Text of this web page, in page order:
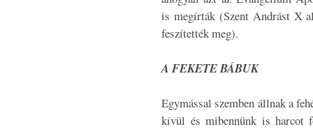
is megírták (Szent Andrást X
feszítették meg).
A FEKETE BÁBUK
Egymással szemben állnak a
kívül és mibennünk is harcot